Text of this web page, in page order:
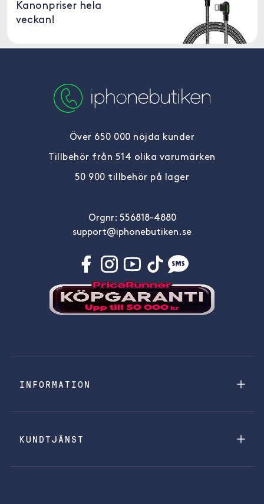
Kanonpriser hela
veckan!
Över 650 000 nöjda kunder
Tillbehör från 514 olika varumärken
50 900 tillbehör på lager
Orgnr: 556818-4880
support@iphonebutiken.se
INFORMATION
KUNDTJÄNST